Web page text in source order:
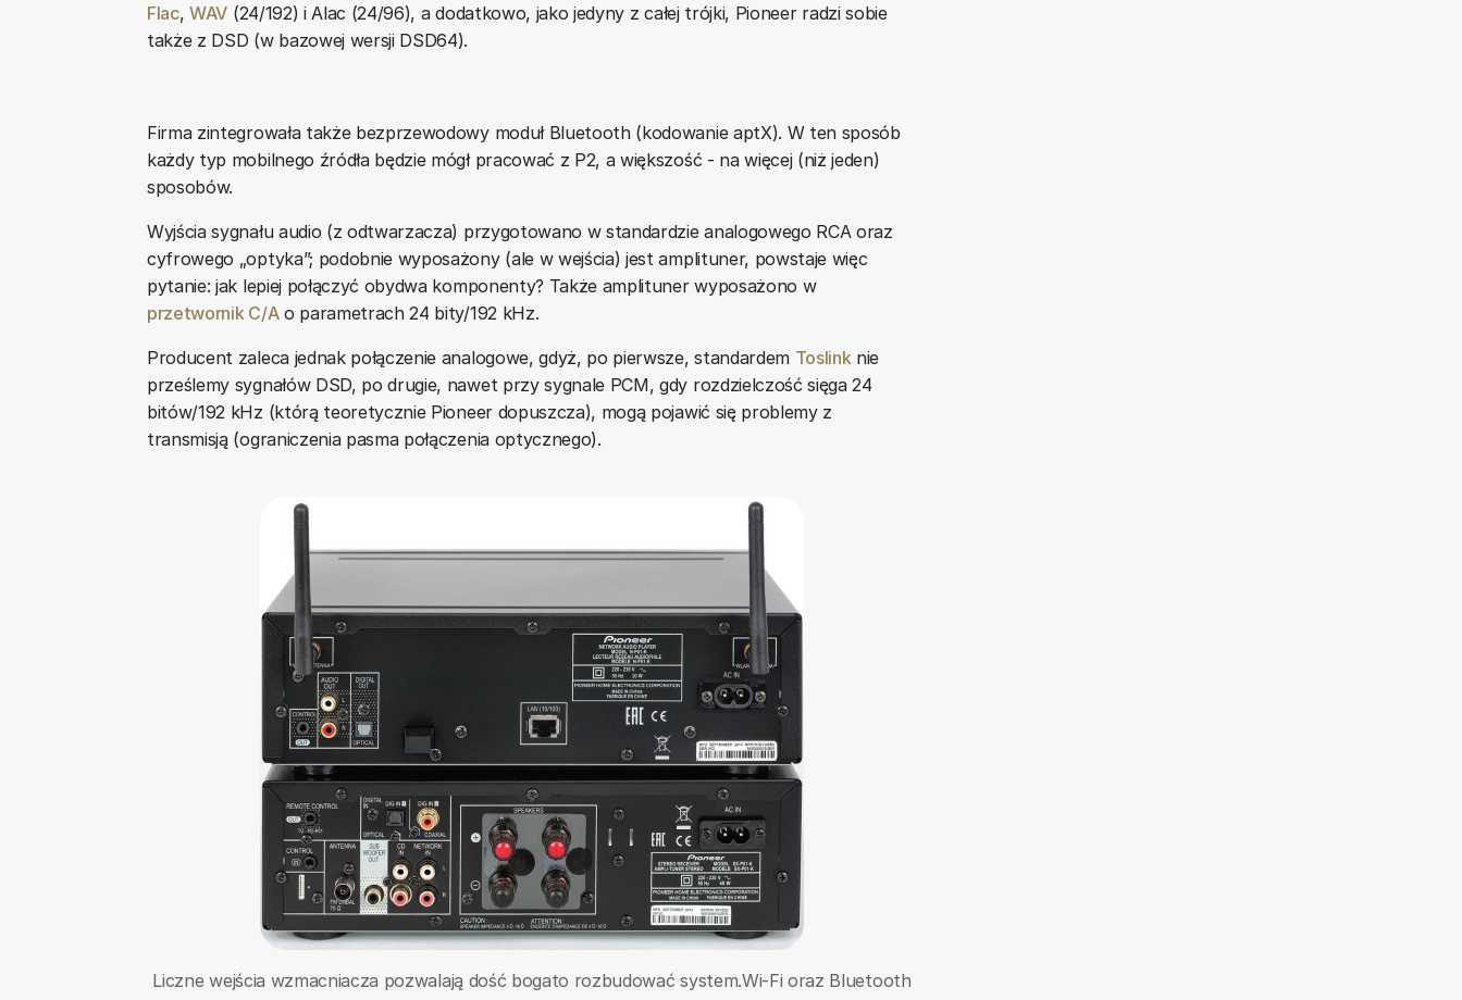
Flac,WAV (24/192) i Alac (24/96), a dodatkowo, jako jedyny z całej trójki, Pioneer radzi sobie
także z DSD (w bazowej wersji DSD64).
Firma zintegrowała także bezprzewodowy moduł Bluetooth (kodowanie aptX). W ten sposób
każdy typ mobilnego źródła będzie mógł pracować z P2, a większość - na więcej (niż jeden)
sposobów.
Wyjścia sygnału audio (z odtwarzacza) przygotowano w standardzie analogowego RCA oraz
cyfrowego „optyka”; podobnie wyposażony (ale w wejścia) jest amplituner, powstaje więc
pytanie: jak lepiej połączyć obydwa komponenty? Także amplituner wyposażono w
przetwornik C/Ao parametrach 24 bity/192 kHz.
Producent zaleca jednak połączenie analogowe, gdyż, po pierwsze, standardem Toslink nie
prześlemy sygnałów DSD, po drugie, nawet przy sygnale PCM, gdy rozdzielczość sięga 24
bitów/192 kHz (którą teoretycznie Pioneer dopuszcza), mogą pojawić się problemy z
transmisją (ograniczenia pasma połączenia optycznego).
Liczne wejścia wzmacniacza pozwalają dość bogato rozbudować system.Wi-Fi oraz Bluetooth